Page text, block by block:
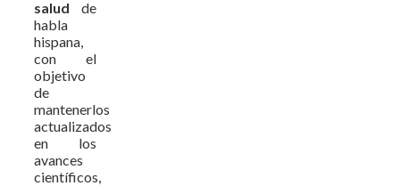
salud de
habla
hispana,
con el
objetivo
de
mantenerlos
actualizados
en los
avances
científicos,